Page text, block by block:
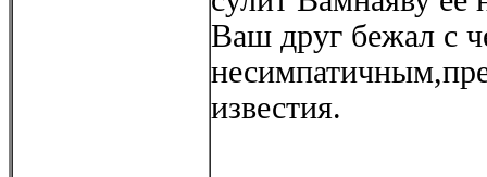
Ваш друг бежал с
известия.